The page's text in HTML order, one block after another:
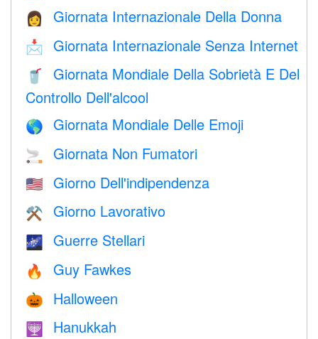
👩 Giornata Internazionale Della Donna
📩 Giornata Internazionale Senza Internet
🥤
Giornata Mondiale Della Sobrietà E Del
Controllo Dell'alcool
🌎 Giornata Mondiale Delle Emoji
🚬 Giornata Non Fumatori
🇺🇸 Giorno Dell'indipendenza
⚒️ Giorno Lavorativo
🌌 Guerre Stellari
🔥 Guy Fawkes
🎃 Halloween
🕎 Hanukkah